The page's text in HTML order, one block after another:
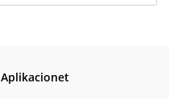
Aplikacionet